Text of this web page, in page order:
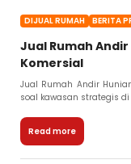
DIJUAL RUMAH BERITA
Jual Rumah
Komersial
Jual Rumah Andir
soal kawasan strategis di
Read more